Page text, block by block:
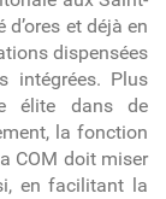
et déjà en
dispensées
intégrées. Plus
élite dans de
la fonction
COM doit miser
en facilitant la